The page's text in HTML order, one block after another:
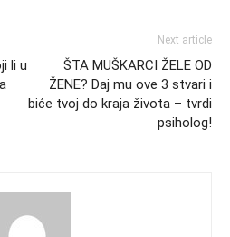
li u
Next article
ŠTA MUŠKARCI ŽELE OD
ŽENE? Daj mu ove 3 stvari i
biće tvoj do kraja života – tvrdi
psiholog!